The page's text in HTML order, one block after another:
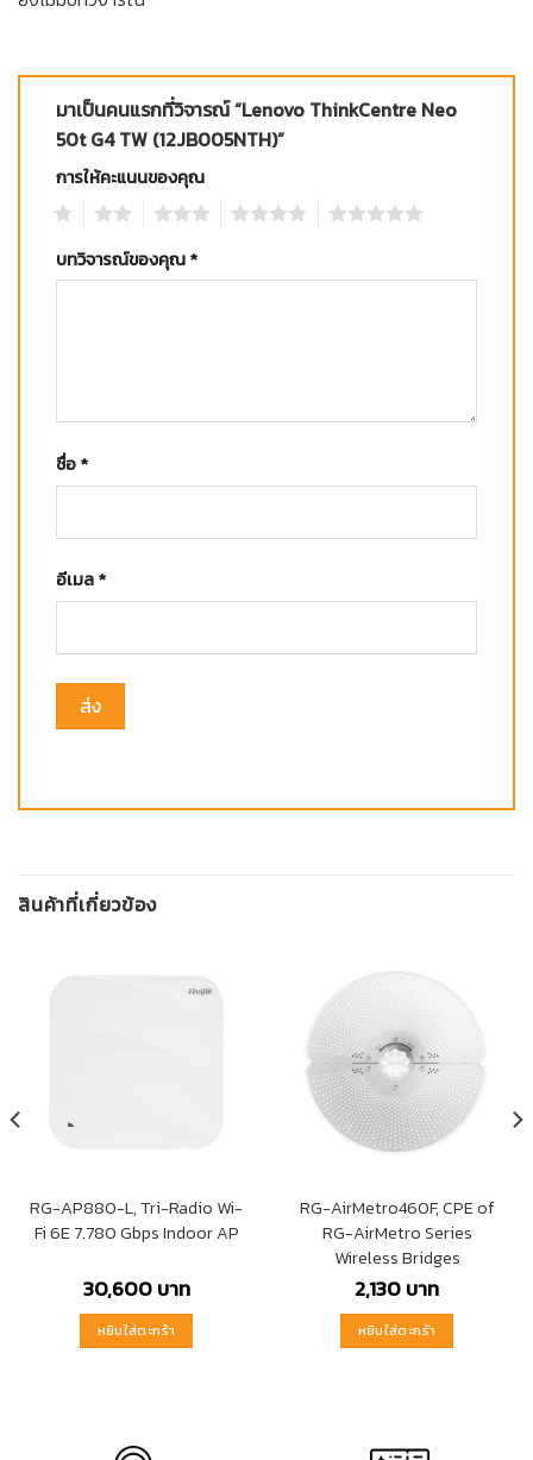
มาเป็นคนแรกที่วิจารณ์ “Lenovo ThinkCentre Neo
50t G4 TW (12JB005NTH)”
การให้คะแนนของคุณ
บทวิจารณ์ของคุณ*
ชื่อ*
อีเมล*
สินค้าที่เกี่ยวข้อง
RG-AP880-L, Tri-Radio Wi-
Fi 6E 7.780 Gbps Indoor AP
30,600บาท
หยิบใส่ตะกร้า
RG-AirMetro460F, CPE of
RG-AirMetro Series
Wireless Bridges
2,130บาท
หยิบใส่ตะกร้า